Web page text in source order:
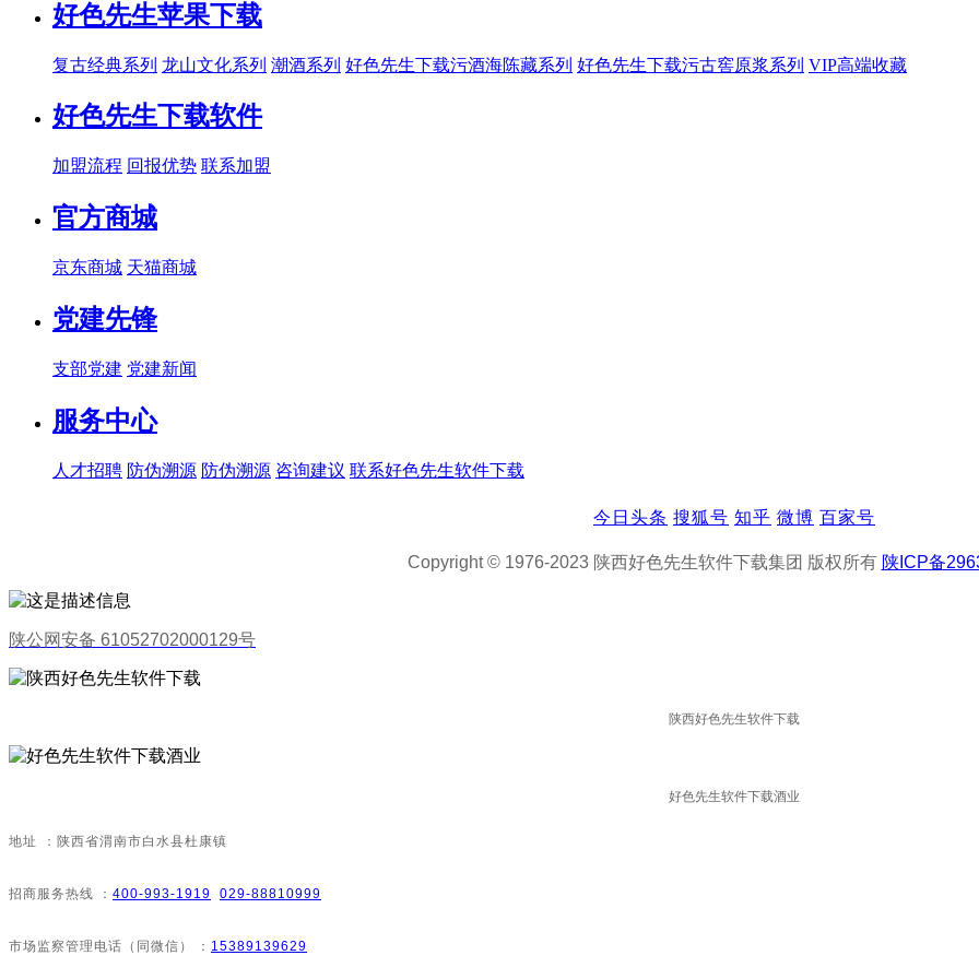
好色先生苹果下载
复古经典系列 龙山文化系列 潮酒系列 好色先生下载污酒海陈藏系列 好色先生下载污古窖原浆系列 VIP高端收藏
好色先生下载软件
加盟流程 回报优势 联系加盟
官方商城
京东商城 天猫商城
党建先锋
支部党建 党建新闻
服务中心
人才招聘 防伪溯源 防伪溯源 咨询建议 联系好色先生软件下载
今日头条 搜狐号 知乎 微博 百家号
Copyright © 1976-2023 陕西好色先生软件下载集团 版权所有 陕ICP备
陕公网安备 61052702000129号
陕西好色先生软件下载
好色先生软件下载酒业
地址：陕西省渭南市白水县杜康镇
招商服务热线： 400-993-1919 029-88810999
市场监察管理电话（同微信）： 15389139629